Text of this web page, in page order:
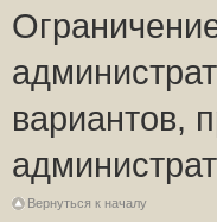
вариантов,
Вернуться к началу